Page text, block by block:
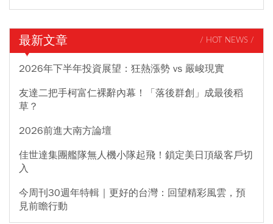
最新文章 / HOT NEWS /
2026年下半年投資展望：狂熱漲勢 vs 嚴峻現實
友達二把手柯富仁裸辭內幕！「落後群創」成最後稻
草？
2026前進大南方論壇
佳世達集團艦隊無人機小隊起飛！鎖定美日頂級客戶切
入
今周刊30週年特輯｜更好的台灣：回望精彩風雲，預
見前瞻行動